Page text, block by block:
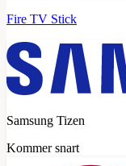
Fire TV Stick
Samsung Tizen
Kommer snart